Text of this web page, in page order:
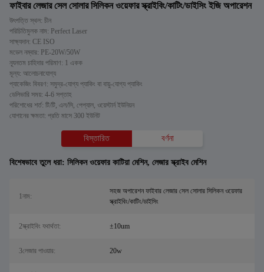
ফাইবার লেজার সেল সোলার সিলিকন ওয়েফার স্ক্রাইবিং/কাটিং/ডাইসিং ইজি অপারেশন
উৎপত্তি স্থল: চীন
পরিচিতিমুলক নাম: Perfect Laser
সাক্ষ্যদান: CE ISO
মডেল নম্বার: PE-20W/50W
ন্যূনতম চাহিদার পরিমাণ: 1 একক
মূল্য: আলোচনাযোগ্য
প্যাকেজিং বিবরণ: সমুদ্র-যোগ্য প্যাকিং বা বায়ু-যোগ্য প্যাকিং
ডেলিভারি সময়: 4-6 সপ্তাহ
পরিশোধের শর্ত: টি/টি, এল/সি, পেপ্যাল, ওয়েস্টার্ন ইউনিয়ন
যোগানের ক্ষমতা: প্রতি মাসে 300 ইউনিট
বিস্তারিত বর্ণনা
বিশেষভাবে তুলে ধরা: সিলিকন ওয়েফার কাটিয়া মেশিন, লেজার স্ক্রাইব মেশিন
1নাম:
সহজ অপারেশন ফাইবার লেজার সেল সোলার সিলিকন ওয়েফার
স্ক্রাইবিং/কাটিং/ডাইসিং
2স্ক্রাইবিং যথার্থতা: ±10um
3লেজার পাওয়ার: 20w